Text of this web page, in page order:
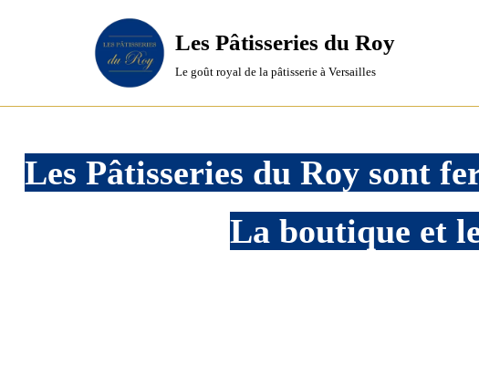
Les Pâtisseries du Roy
Le goût royal de la pâtisserie à Versailles
Les Pâtisseries du Roy sont
La boutique et